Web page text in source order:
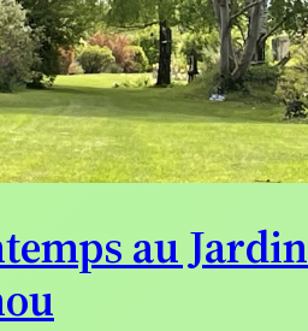
au Jardin